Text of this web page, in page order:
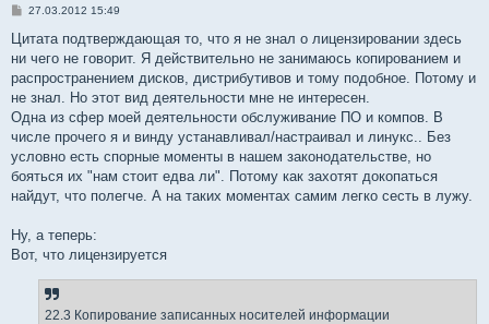
С
о
щ
е
и
е
27.03.2012 15:49
Цитата подтверждающая то, что я не знал о лицензировании здесь
ни чего не говорит. Я действительно не занимаюсь копированием и
распространением дисков, дистрибутивов и тому подобное. Потому и
не знал. Но этот вид деятельности мне не интересен.
Одна из сфер моей деятельности обслуживание ПО и компов. В
числе прочего я и винду устанавливал/настраивал и линукс.. Без
условно есть спорные моменты в нашем законодательстве, но
бояться их "нам стоит едва ли". Потому как захотят докопаться
найдут, что полегче. А на таких моментах самим легко сесть в лужу.
Ну, а теперь:
Вот, что лицензируется
22.3 Копирование записанных носителей информации